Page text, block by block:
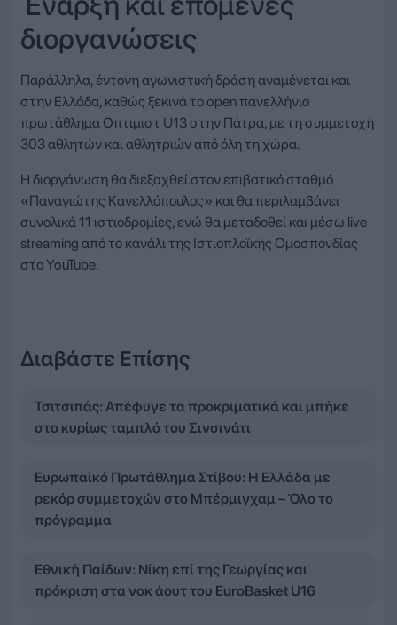
διοργανώσεις
Παράλληλα, έντονη αγωνιστική δράση αναμένεται και
στην Ελλάδα, καθώς ξεκινά το open πανελλήνιο
πρωτάθλημα Οπτιμιστ U13 στην Πάτρα, με τη συμμετοχή
303 αθλητών και αθλητριών από όλη τη χώρα.
Η διοργάνωση θα διεξαχθεί στον επιβατικό σταθμό
«Παναγιώτης Κανελλόπουλος» και θα περιλαμβάνει
συνολικά 11 ιστιοδρομίες, ενώ θα μεταδοθεί και μέσω live
streaming από το κανάλι της Ιστιοπλοϊκής Ομοσπονδίας
στο YouTube.
Διαβάστε Επίσης
Τσιτσιπάς: Απέφυγε τα προκριματικά και μπήκε
στο κυρίως ταμπλό του Σινσινάτι
Ευρωπαϊκό Πρωτάθλημα Στίβου: Η Ελλάδα με
ρεκόρ συμμετοχών στο Μπέρμιγχαμ – Όλο το
πρόγραμμα
Εθνική Παίδων: Νίκη επί της Γεωργίας και
πρόκριση στα νοκ άουτ του EuroBasket U16